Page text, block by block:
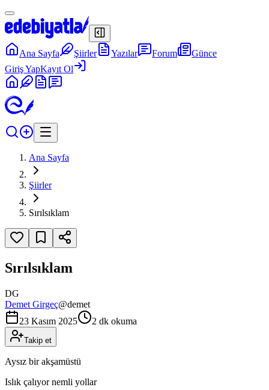
Ana Sayfa Şiirler Yazılar Forum
Günce
Giriş YapKayıt Ol
Ana Sayfa
Şiirler
Sırılsıklam
Sırılsıklam
DG
Demet Girgeç@demet
23 Kasım 2025
2 dk okuma
Takip et
Aysız bir akşamüstü
Islık çalıyor nemli yollar